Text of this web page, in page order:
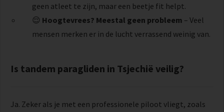
geen atleet te zijn, maar een beetje fit helpt.
😌 Hoogtevrees? Meestal geen probleem – Veel
mensen merken er in de lucht verrassend weinig van.
Is tandem paragliden in Tsjechië veilig?
Ja. Zeker als je met een professionele piloot vliegt, zoals